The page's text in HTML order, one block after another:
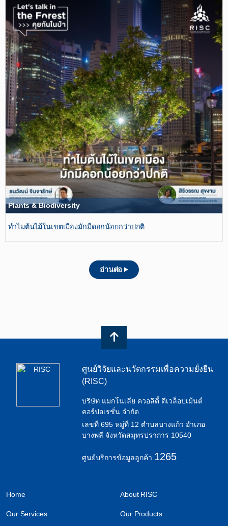
Plants & Biodiversity
ทำไมต้นไม้ในเขตเมืองมักมีดอกน้อยกว่าปกติ
อ่านต่อ
ศูนย์วิจัยและนวัตกรรมเพื่อความยั่งยืน
(RISC)
บริษัท แมกโนเลีย ควอลิตี้ ดีเวล็อปเม้นต์
คอร์ปอเรชั่น จำกัด
เลขที่ 695 หมู่ที่ 12 ตำบลบางแก้ว อำเภอ
บางพลี จังหวัดสมุทรปราการ 10540
ศูนย์บริการข้อมูลลูกค้า 1265
Home About RISC
Our Services Our Products